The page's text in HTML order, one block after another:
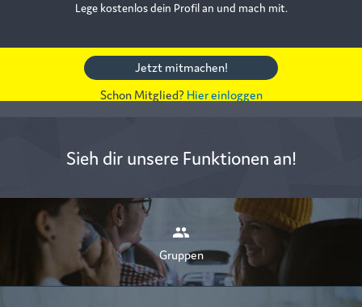
Lege kostenlos dein Profil an und mach mit.
Jetzt mitmachen!
Schon Mitglied? Hier einloggen
Sieh dir unsere Funktionen an!
Gruppen